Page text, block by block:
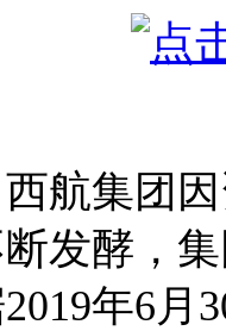
航集团
发酵，
年6